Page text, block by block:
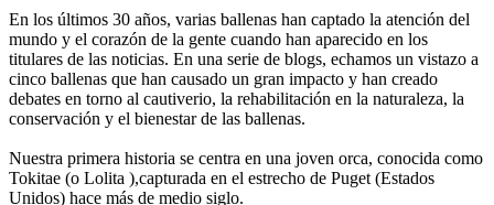
En los últimos 30 años, varias ballenas han captado la atención del
mundo y el corazón de la gente cuando han aparecido en los
titulares de las noticias. En una serie de blogs, echamos un vistazo a
cinco ballenas que han causado un gran impacto y han creado
debates en torno al cautiverio, la rehabilitación en la naturaleza, la
conservación y el bienestar de las ballenas.
Nuestra primera historia se centra en una joven orca, conocida como
Tokitae (o Lolita ),capturada en el estrecho de Puget (Estados
Unidos) hace más de medio siglo.